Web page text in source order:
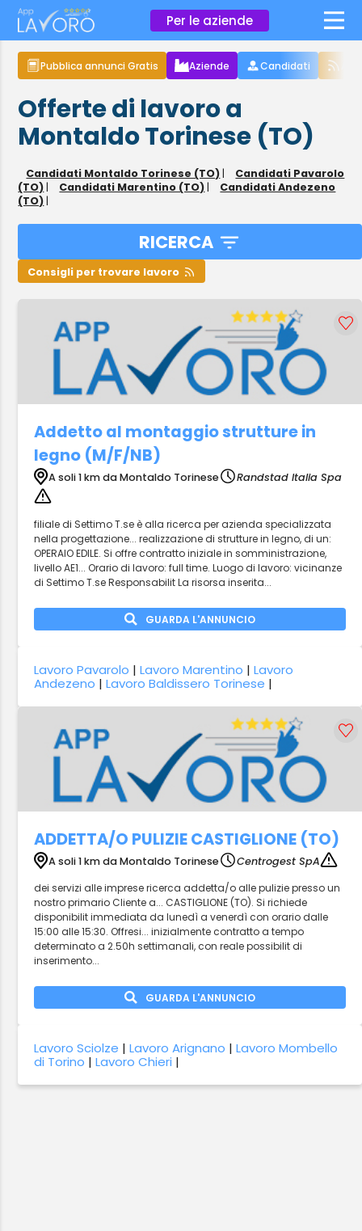
Per le aziende ×
Pubblica annunci Gratis Aziende Candidati
Offerte di lavoro a
Montaldo Torinese (TO)
Candidati Montaldo Torinese (TO) |
Candidati Pavarolo
(TO) | Candidati Marentino (TO) |
Candidati Andezeno
(TO) |
RICERCA
Consigli per trovare lavoro
Addetto al montaggio strutture in
legno (M/F/NB)
A soli 1 km da Montaldo Torinese Randstad Italia Spa
filiale di Settimo T.se è alla ricerca per azienda specializzata
nella progettazione... realizzazione di strutture in legno, di un:
OPERAIO EDILE. Si offre contratto iniziale in somministrazione,
livello AE1... Orario di lavoro: full time. Luogo di lavoro: vicinanze
di Settimo T.se Responsabilit La risorsa inserita...
GUARDA L'ANNUNCIO
Lavoro Pavarolo |Lavoro Marentino |Lavoro
Andezeno |Lavoro Baldissero Torinese |
ADDETTA/O PULIZIE CASTIGLIONE (TO)
A soli 1 km da Montaldo Torinese
Centrogest SpA
dei servizi alle imprese ricerca addetta/o alle pulizie presso un
nostro primario Cliente a... CASTIGLIONE (TO). Si richiede
disponibilit immediata da lunedì a venerdì con orario dalle
15:00 alle 15:30. Offresi... inizialmente contratto a tempo
determinato a 2.50h settimanali, con reale possibilit di
inserimento...
GUARDA L'ANNUNCIO
Lavoro Sciolze |Lavoro Arignano |Lavoro Mombello
di Torino |Lavoro Chieri |